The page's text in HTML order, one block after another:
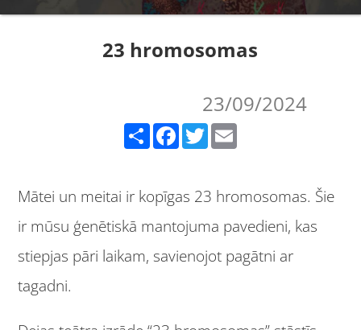
23 hromosomas
23/09/2024
Share Facebook Twitter
Mātei un meitai ir kopīgas 23 hromosomas. Šie
ir mūsu ģenētiskā mantojuma pavedieni, kas
stiepjas pāri laikam, savienojot pagātni ar
tagadni.